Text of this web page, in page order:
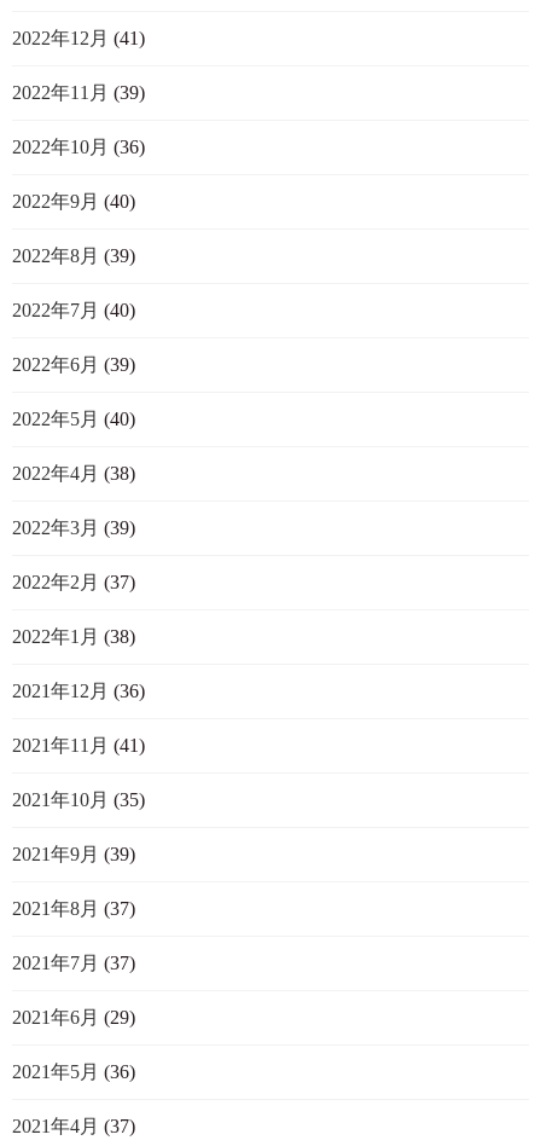
2022年12月 (41)
2022年11月 (39)
2022年10月 (36)
2022年9月 (40)
2022年8月 (39)
2022年7月 (40)
2022年6月 (39)
2022年5月 (40)
2022年4月 (38)
2022年3月 (39)
2022年2月 (37)
2022年1月 (38)
2021年12月 (36)
2021年11月 (41)
2021年10月 (35)
2021年9月 (39)
2021年8月 (37)
2021年7月 (37)
2021年6月 (29)
2021年5月 (36)
2021年4月 (37)